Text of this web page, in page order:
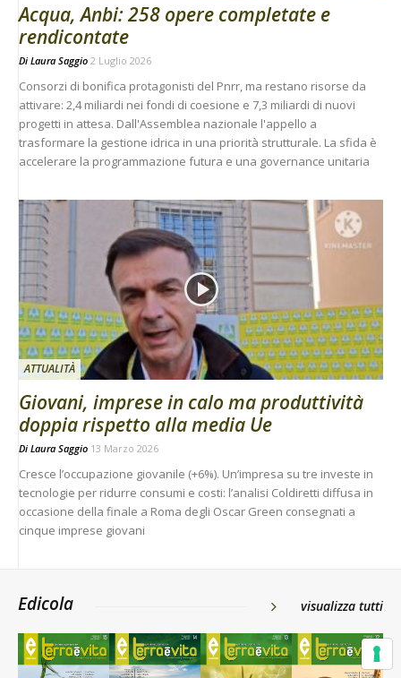
Acqua, Anbi: 258 opere completate e
rendicontate
Di Laura Saggio 2 Luglio 2026
Consorzi di bonifica protagonisti del Pnrr, ma restano risorse da
attivare: 2,4 miliardi nei fondi di coesione e 7,3 miliardi di nuovi
progetti in attesa. Dall'Assemblea nazionale l'appello a
trasformare la gestione idrica in una priorità strutturale. La sfida è
accelerare la programmazione futura e una governance unitaria
ATTUALITÀ
Giovani, imprese in calo ma produttività
doppia rispetto alla media Ue
Di Laura Saggio 13 Marzo 2026
Cresce l’occupazione giovanile (+6%). Un’impresa su tre investe in
tecnologie per ridurre consumi e costi: l’analisi Coldiretti diffusa in
occasione della finale a Roma degli Oscar Green consegnati a
cinque imprese giovani
Edicola visualizza tutti